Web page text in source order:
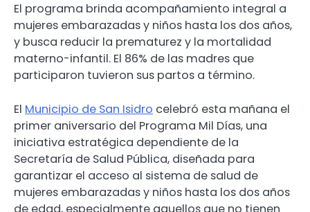
El programa brinda acompañamiento integral a
mujeres embarazadas y niños hasta los dos años,
y busca reducir la prematurez y la mortalidad
materno-infantil. El 86% de las madres que
participaron tuvieron sus partos a término.
El Municipio de San Isidro celebró esta mañana el
primer aniversario del Programa Mil Días, una
iniciativa estratégica dependiente de la
Secretaría de Salud Pública, diseñada para
garantizar el acceso al sistema de salud de
mujeres embarazadas y niños hasta los dos años
de edad, especialmente aquellos que no tienen